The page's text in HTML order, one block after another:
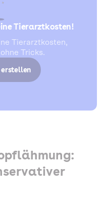
Tierarztkosten!
Tierarztkosten,
Tricks.
erstellen